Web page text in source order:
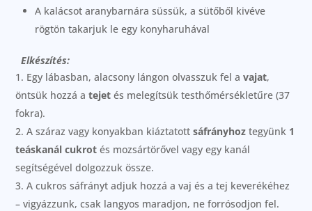
A kalácsot aranybarnára süssük, a sütőből kivéve
rögtön takarjuk le egy konyharuhával
Elkészítés:
Egy lábasban, alacsony lángon olvasszuk fel avajat,
öntsük hozzá atejet és melegítsük testhőmérsékletűre (37
fokra).
A száraz vagy konyakban kiáztatottsáfrányhoz tegyünk 1
teáskanál cukrot és mozsártörővel vagy egy kanál
segítségével dolgozzuk össze.
A cukros sáfrányt adjuk hozzá a vaj és a tej keverékéhez
– vigyázzunk, csak langyos maradjon, ne forrósodjon fel.